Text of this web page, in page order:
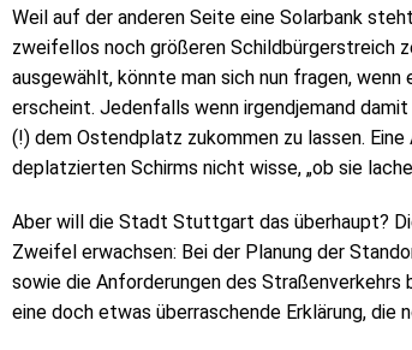
Weil auf der anderen Seite eine Solarbank
zweifellos noch größeren Schildbürgerstreich
ausgewählt, könnte man sich nun fragen,
erscheint. Jedenfalls wenn irgendjemand
(!) dem Ostendplatz zukommen zu lassen.
deplatzierten Schirms nicht wisse, „ob sie
Aber will die Stadt Stuttgart das überhaupt?
Zweifel erwachsen: Bei der Planung der
sowie die Anforderungen des
eine doch etwas überraschende Erklärung, die